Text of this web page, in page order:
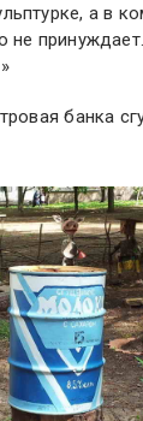
а в
не
банка